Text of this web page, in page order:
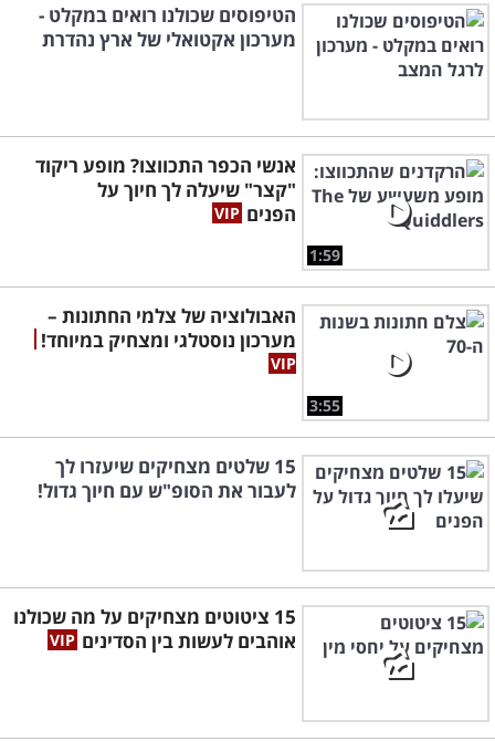
הטיפוסים שכולנו רואים במקלט -
מערכון אקטואלי של ארץ נהדרת
1:59
אנשי הכפר התכווצו? מופע ריקוד
"קצר" שיעלה לך חיוך על
הפנים
3:55
האבולוציה של צלמי החתונות –
מערכון נוסטלגי ומצחיק במיוחד!
15 שלטים מצחיקים שיעזרו לך
לעבור את הסופ"ש עם חיוך גדול!
15 ציטוטים מצחיקים על מה שכולנו
אוהבים לעשות בין הסדינים